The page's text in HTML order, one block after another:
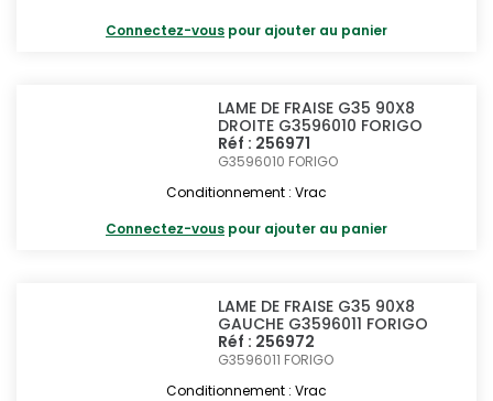
Connectez-vous pour ajouter au panier
LAME DE FRAISE G35 90X8
DROITE G3596010 FORIGO
Réf : 256971
G3596010 FORIGO
Conditionnement : Vrac
Connectez-vous pour ajouter au panier
LAME DE FRAISE G35 90X8
GAUCHE G3596011 FORIGO
Réf : 256972
G3596011 FORIGO
Conditionnement : Vrac